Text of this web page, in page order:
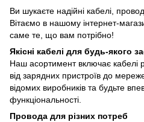
Ви шукаєте надійні кабелі,
Вітаємо в нашому інтернет-
саме те, що вам потрібно!
Якісні кабелі для будь-якого
Наш асортимент включає кабелі
від зарядних пристроїв до
відомих виробників та будьте
функціональності.
Провода для різних потреб